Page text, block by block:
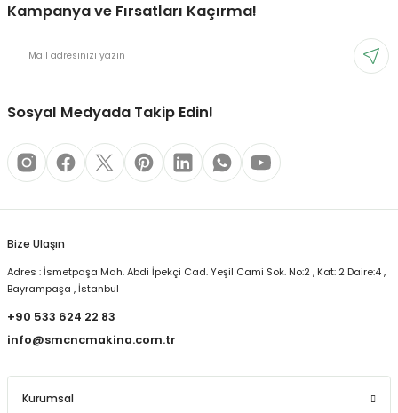
Kampanya ve Fırsatları Kaçırma!
Sosyal Medyada Takip Edin!
Bize Ulaşın
Adres : İsmetpaşa Mah. Abdi İpekçi Cad. Yeşil Cami Sok. No:2 , Kat: 2 Daire:4 ,
Bayrampaşa , İstanbul
+90 533 624 22 83
info@smcncmakina.com.tr
Kurumsal